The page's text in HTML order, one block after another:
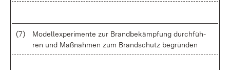
(7)
Mo­del­l­ex­pe­ri­men­te zur Brand­be­kämp­fung durch­füh­
ren und Maß­nah­men zum Brand­schutz be­grün­den